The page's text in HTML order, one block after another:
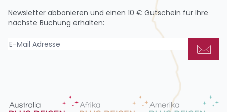
Newsletter abbonieren und einen 10 € Gutschein für Ihre
nächste Buchung erhalten: